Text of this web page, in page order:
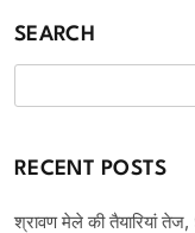
SEARCH
RECENT POSTS
श्रावण मेले की तैयारियां